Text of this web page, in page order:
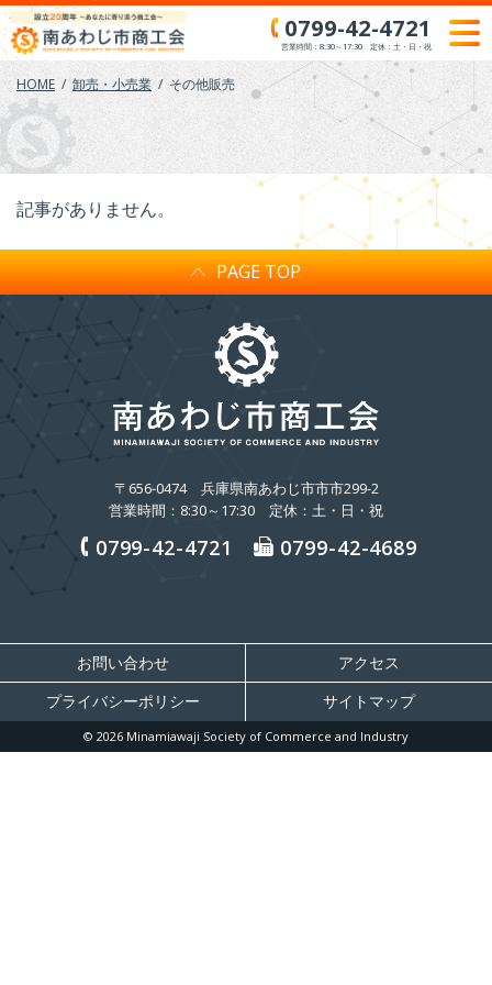
Skip
to
content
0799-42-4721
営業時間：8:30～17:30 定休：土・日・祝
HOME 卸売・小売業 その他販売
記事がありません。
PAGE TOP
〒656-0474 兵庫県南あわじ市市市299-2
営業時間：8:30～17:30 定休：土・日・祝
0799-42-4721 0799-42-4689
お問い合わせ
アクセス
プライバシーポリシー
サイトマップ
© 2026 Minamiawaji Society of Commerce and Industry